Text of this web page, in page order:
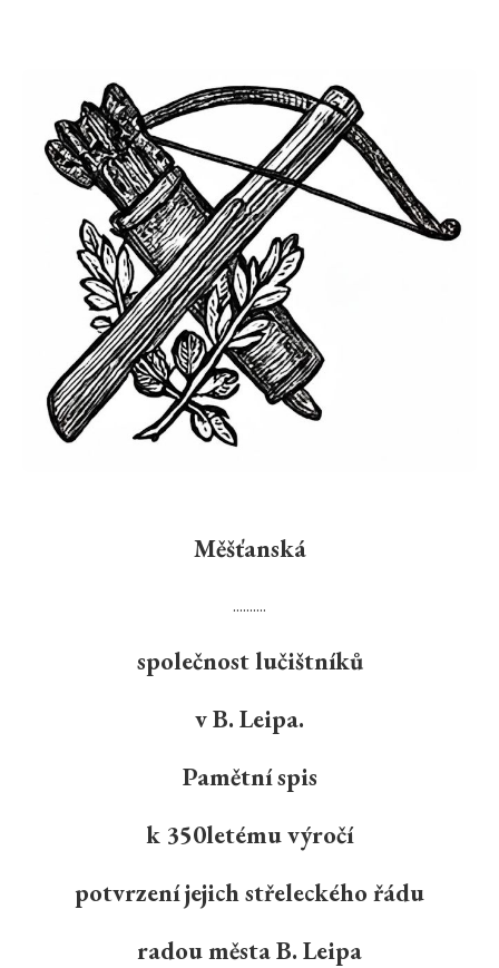
Měšťanská
..........
společnost lučištníků
v B. Leipa.
Pamětní spis
k 350letému výročí
potvrzení jejich střeleckého řádu
radou města B. Leipa